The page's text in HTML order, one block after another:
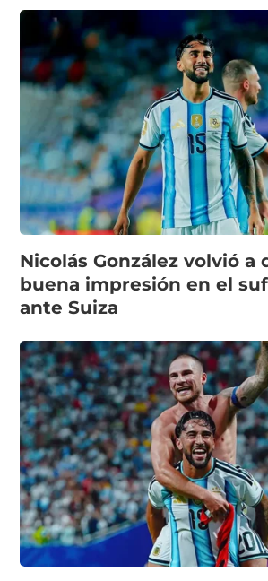
Nicolás González volvió a
buena impresión en el
ante Suiza